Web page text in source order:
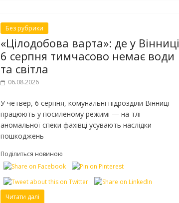
Без рубрики
«Цілодобова варта»: де у Вінниці
6 серпня тимчасово немає води
та світла
06.08.2026
У четвер, 6 серпня, комунальні підрозділи Вінниці
працюють у посиленому режимі — на тлі
аномальної спеки фахівці усувають наслідки
пошкоджень
Поділиться новиною
Читати далі